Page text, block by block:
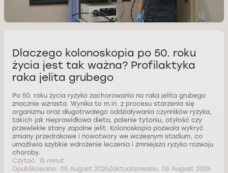
Dlaczego kolonoskopia po 50. roku
życia jest tak ważna? Profilaktyka
raka jelita grubego
Po 50. roku życia ryzyko zachorowania na raka jelita grubego
znacznie wzrasta. Wynika to m.in. z procesu starzenia się
organizmu oraz długotrwałego oddziaływania czynników ryzyka,
takich jak nieprawidłowa dieta, palenie tytoniu, otyłość czy
przewlekłe stany zapalne jelit. Kolonoskopia pozwala wykryć
zmiany przedrakowe i nowotwory we wczesnym stadium, co
umożliwia szybkie wdrożenie leczenia i zmniejsza ryzyko rozwoju
choroby.
Czytać: 15 minut
Opublikowano: 05 August 2026Zaktualizowano: 05 August 2026